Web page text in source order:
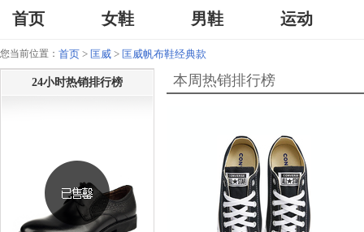
首页 女鞋 男鞋 运动
您当前位置： 首页 > 匡威 > 匡威帆布鞋经典款
24小时热销排行榜 本周热销排行榜